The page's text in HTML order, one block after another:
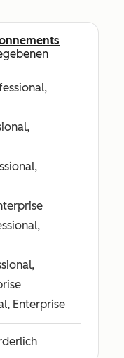
Enterprise